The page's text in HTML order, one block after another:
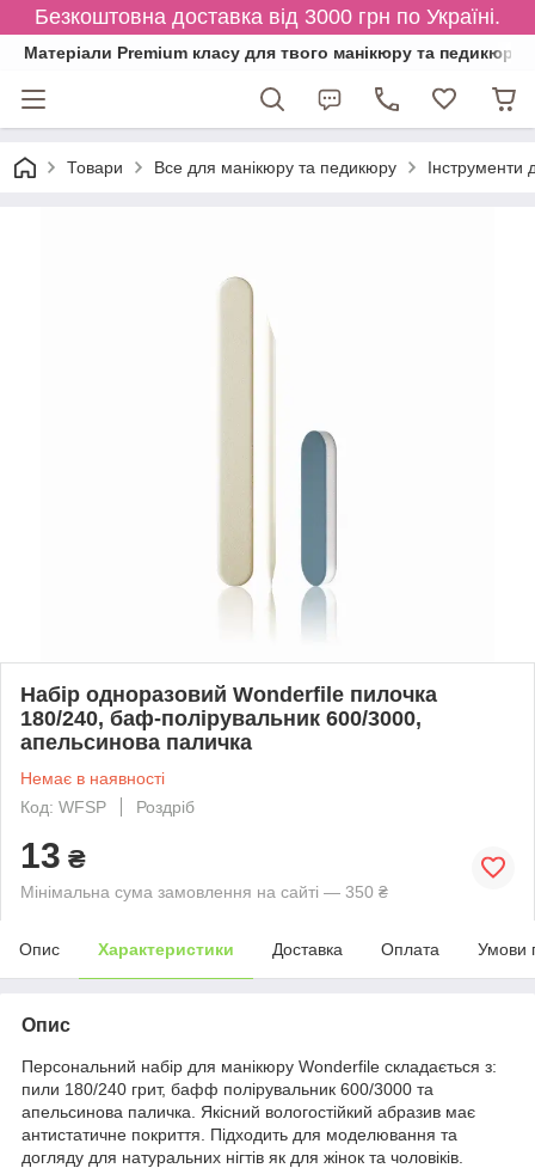
Безкоштовна доставка від 3000 грн по Україні.
Матеріали Premium класу для твого манікюру та педикюру
Товари Все для манікюру та педикюру Інструменти
Набір одноразовий Wonderfile пилочка
180/240, баф-полірувальник 600/3000,
апельсинова паличка
Немає в наявності
Код: WFSP
Роздріб
13 ₴
Мінімальна сума замовлення на сайті — 350 ₴
Опис Характеристики Доставка Оплата Умови
Опис
Персональний набір для манікюру Wonderfile складається з:
пили 180/240 грит, бафф полірувальник 600/3000 та
апельсинова паличка. Якісний вологостійкий абразив має
антистатичне покриття. Підходить для моделювання та
догляду для натуральних нігтів як для жінок та чоловіків.